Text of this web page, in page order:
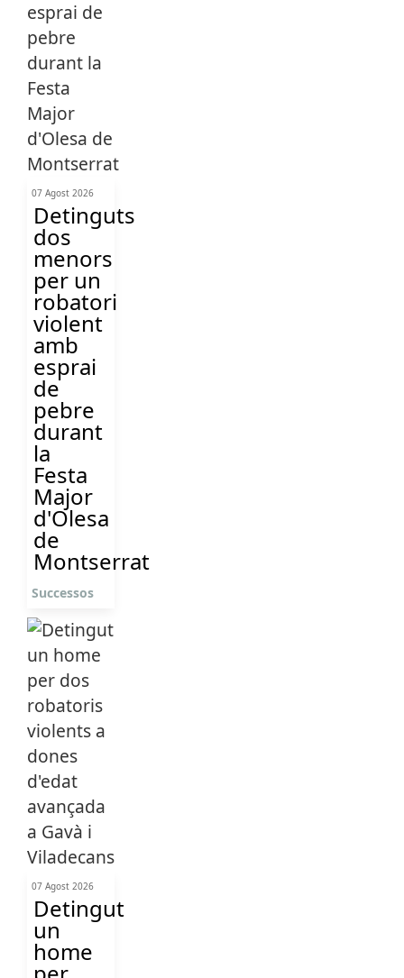
07 Agost 2026
Detinguts
dos
menors
per un
robatori
violent
amb
esprai
de
pebre
durant
la
Festa
Major
d'Olesa
de
Montserrat
Successos
07 Agost 2026
Detingut
un
home